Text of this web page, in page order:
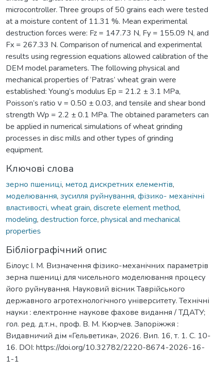
microcontroller. Three groups of 50 grains each were tested
at a moisture content of 11.31 %. Mean experimental
destruction forces were: Fz = 147.73 N, Fy = 155.09 N, and
Fx = 267.33 N. Comparison of numerical and experimental
results using regression equations allowed calibration of the
DEM model parameters. The following physical and
mechanical properties of ‘Patras’ wheat grain were
established: Young’s modulus Ep = 21.2 ± 3.1 MPa,
Poisson’s ratio ν = 0.50 ± 0.03, and tensile and shear bond
strength Wp = 2.2 ± 0.1 MPa. The obtained parameters can
be applied in numerical simulations of wheat grinding
processes in disc mills and other types of grinding
equipment.
Ключові слова
зерно пшениці, метод дискретних елементів,
моделювання, зусилля руйнування, фізико- механічні
властивості, wheat grain, discrete element method,
modeling, destruction force, physical and mechanical
properties
Бібліографічний опис
Білоус І. М. Визначення фізико-механічних параметрів
зерна пшениці для чисельного моделювання процесу
його руйнування. Науковий вісник Таврійського
державного агротехнологічного університету. Технічні
науки : електронне наукове фахове видання / ТДАТУ;
гол. ред. д.т.н., проф. В. М. Кюрчев. Запоріжжя :
Видавничий дім «Гельветика», 2026. Вип. 16, т. 1. С. 10-
16. DOI: https://doi.org/10.32782/2220-8674-2026-16-
1-1